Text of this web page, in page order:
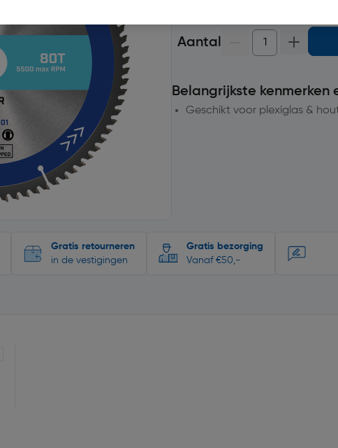
Aantal
Belangrijkste kenmerken
Geschikt voor plexiglas &
Gratis retourneren
in de vestigingen
Gratis bezorging
Vanaf €50,-